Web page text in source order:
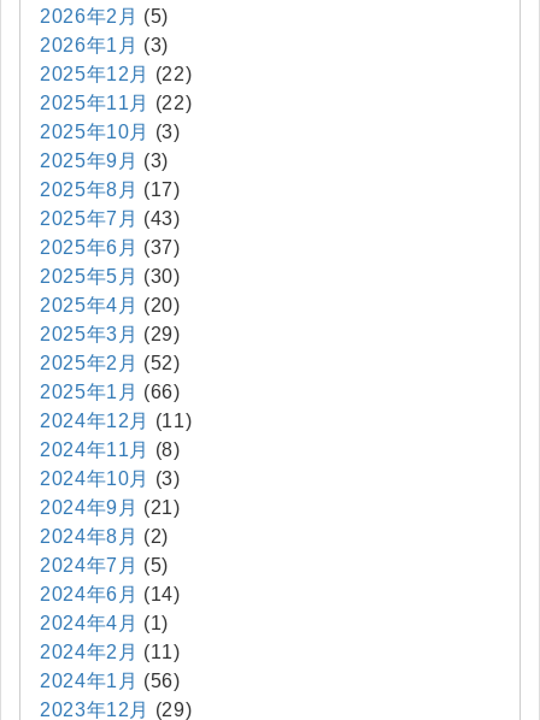
2026年2月 (5)
2026年1月 (3)
2025年12月
(22)
2025年11月
(22)
2025年10月
(3)
2025年9月 (3)
2025年8月 (17)
2025年7月 (43)
2025年6月 (37)
2025年5月 (30)
2025年4月 (20)
2025年3月 (29)
2025年2月 (52)
2025年1月 (66)
2024年12月
(11)
2024年11月
(8)
2024年10月
(3)
2024年9月 (21)
2024年8月 (2)
2024年7月 (5)
2024年6月 (14)
2024年4月 (1)
2024年2月 (11)
2024年1月 (56)
2023年12月
(29)